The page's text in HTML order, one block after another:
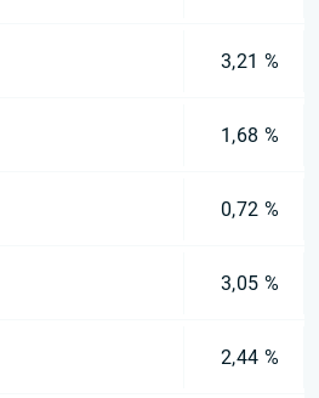
3,21 %
1,68 %
0,72 %
3,05 %
2,44 %